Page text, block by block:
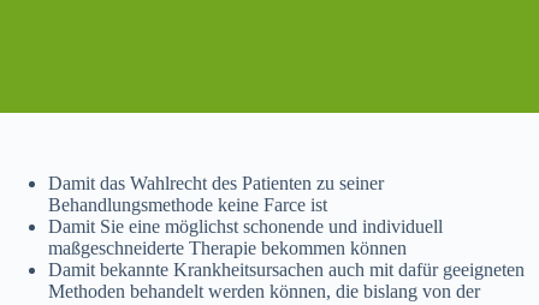
Damit das Wahlrecht des Patienten zu seiner
Behandlungsmethode keine Farce ist
Damit Sie eine möglichst schonende und individuell
maßgeschneiderte Therapie bekommen können
Damit bekannte Krankheitsursachen auch mit dafür geeigneten
Methoden behandelt werden können, die bislang von der